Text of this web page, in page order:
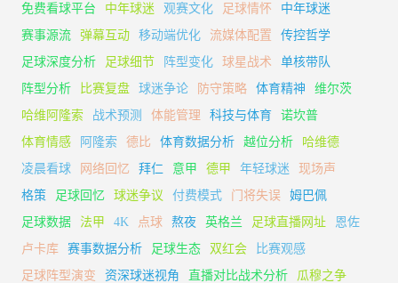
免费看球平台 中年球迷 观赛文化 足球情怀
中年球迷
赛事源流
弹幕互动 移动端优化 流媒体配置
传控哲学
足球深度分析
足球细节 阵型变化 球星战术
单核带队
阵型分析
比赛复盘 球迷争论 防守策略 体育精神
维尔茨
哈维阿隆索
战术预测 体能管理 科技与体育
诺坎普
体育情感
阿隆索 德比 体育数据分析 越位分析
哈维德
凌晨看球
网络回忆 拜仁 意甲 德甲 年轻球迷
现场声
格策
足球回忆 球迷争议 付费模式 门将失误
姆巴佩
足球数据
法甲 4K 点球 熬夜 英格兰 足球直播网址
恩佐
卢卡库
赛事数据分析 足球生态 双红会
比赛观感
足球阵型演变
资深球迷视角 直播对比战术分析
瓜穆之争